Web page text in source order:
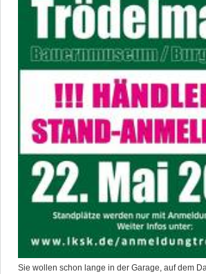
Sie wollen schon lange in der Garage, auf dem